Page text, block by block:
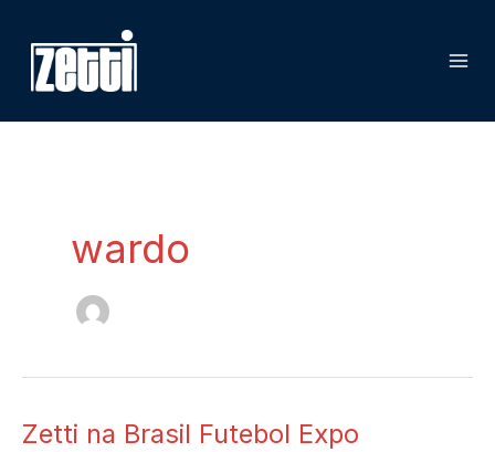
para
conteúdo
wardo
Zetti na Brasil Futebol Expo
Zetti